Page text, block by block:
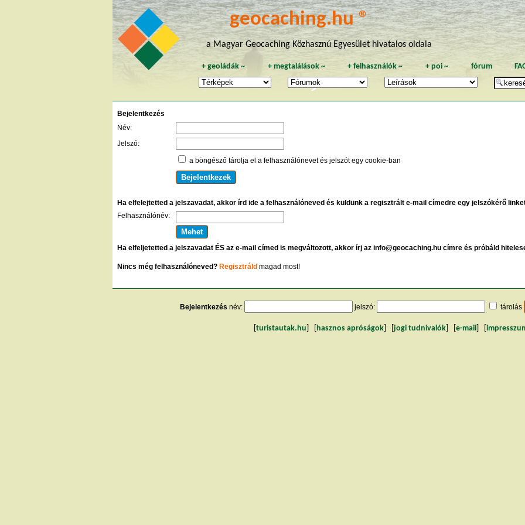
geocaching.hu ®
a Magyar Geocaching Közhasznú Egyesület hivatalos oldala
+geoládák ~ + megtalálások~ +felhasználók ~ + poi~ fórum
Bejelentkezés
Név:
Jelszó:
a böngésző tárolja el a felhasználónevet és jelszót egy cookie-ban
Ha elfelejtetted a jelszavadat, akkor írd ide a felhasználóneved és küldünk a regisztrált e-mail címedre egy jelszókérő
Felhasználónév:
Ha elfeljetetted a jelszavadat ÉS az e-mail címed is megváltozott, akkor írj az info@geocaching.hu címre és próbáld
Nincs még felhasználóneved? Regisztráld magad most!
Bejelentkezés név: jelszó: tárolás
turistautak.hu hasznos apróságok jogi tudnivalók e-mail